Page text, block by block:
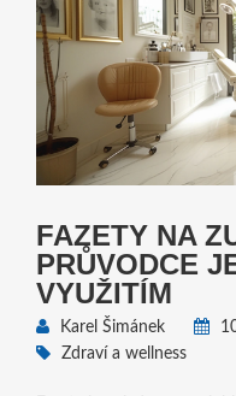
FAZETY NA
PRŮVODCE
VYUŽITÍM
Karel Šimánek
Zdraví a wellness